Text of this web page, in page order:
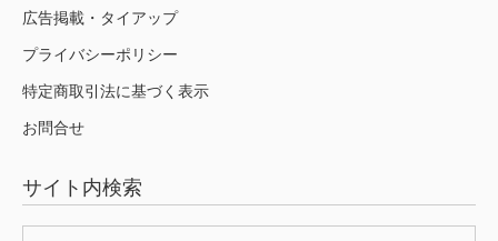
広告掲載・タイアップ
プライバシーポリシー
特定商取引法に基づく表示
お問合せ
サイト内検索